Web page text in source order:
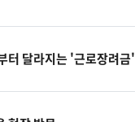
터 달라지는 '근로장려금'